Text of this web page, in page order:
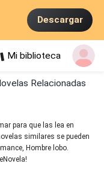
Descargar
Mi biblioteca
Relacionadas
para que las lea en
similares se pueden
Hombre lobo.